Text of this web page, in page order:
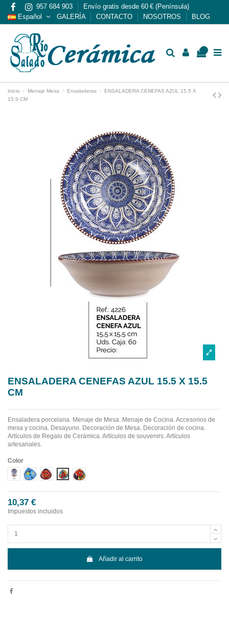
957 684 903
Envío gratis desde 60 € (Península)
Español
GALERÍA CONTACTO NOSOTROS BLOG
Inicio Menaje Mesa Ensaladeras
ENSALADERA CENEFAS AZUL 15.5 X
15.5 CM
ENSALADERA CENEFAS AZUL 15.5 X 15.5
CM
Ensaladera porcelana. Menaje de Mesa. Menaje de Cocina. Accesorios de
mesa y cocina. Desayuno. Decoración de Mesa. Decoración de cocina.
Artículos de Regalo de Cerámica. Artículos de souvenirs. Artículos
artesanales.
Color
DISEÑO 1 CENEFA AZUL
DISEÑO 2 CENEFA AZUL
DISEÑO 3 CENEFA AZUL
DISEÑO 4 CENEFA AZUL
DISEÑO 5 CENEFA AZUL
10,37 €
Impuestos incluidos
Añadir al carrito